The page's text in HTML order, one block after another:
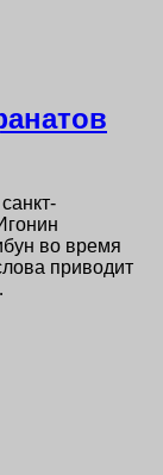
во время
приводит